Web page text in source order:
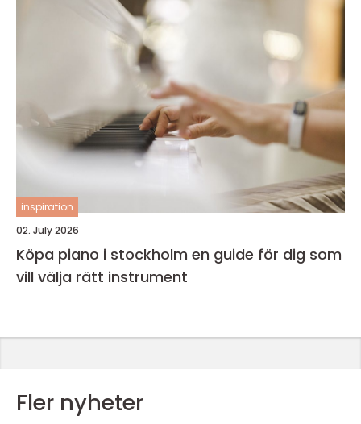
inspiration
02. July 2026
Köpa piano i stockholm en guide för dig som
vill välja rätt instrument
Fler nyheter